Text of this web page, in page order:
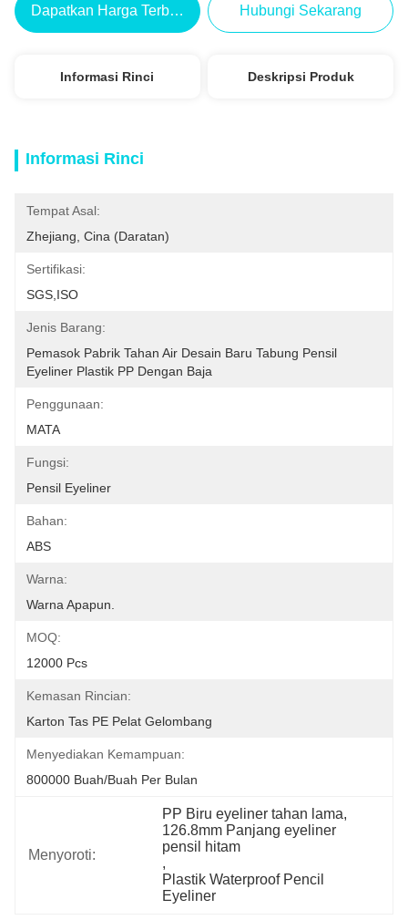
Dapatkan Harga Terbaik Hubungi Sekarang
Informasi Rinci Deskripsi Produk
Informasi Rinci
Tempat Asal:
Zhejiang, Cina (daratan)
Sertifikasi:
SGS,ISO
Jenis Barang:
Pemasok Pabrik Tahan Air Desain Baru Tabung Pensil
Eyeliner Plastik PP Dengan Baja
Penggunaan:
MATA
Fungsi:
Pensil Eyeliner
Bahan:
ABS
Warna:
Warna Apapun.
MOQ:
12000 Pcs
Kemasan Rincian:
Karton Tas PE Pelat Gelombang
Menyediakan Kemampuan:
800000 Buah/buah Per Bulan
Menyoroti:
PP Biru eyeliner tahan lama,
126.8mm Panjang eyeliner
pensil hitam
,
Plastik Waterproof Pencil
Eyeliner